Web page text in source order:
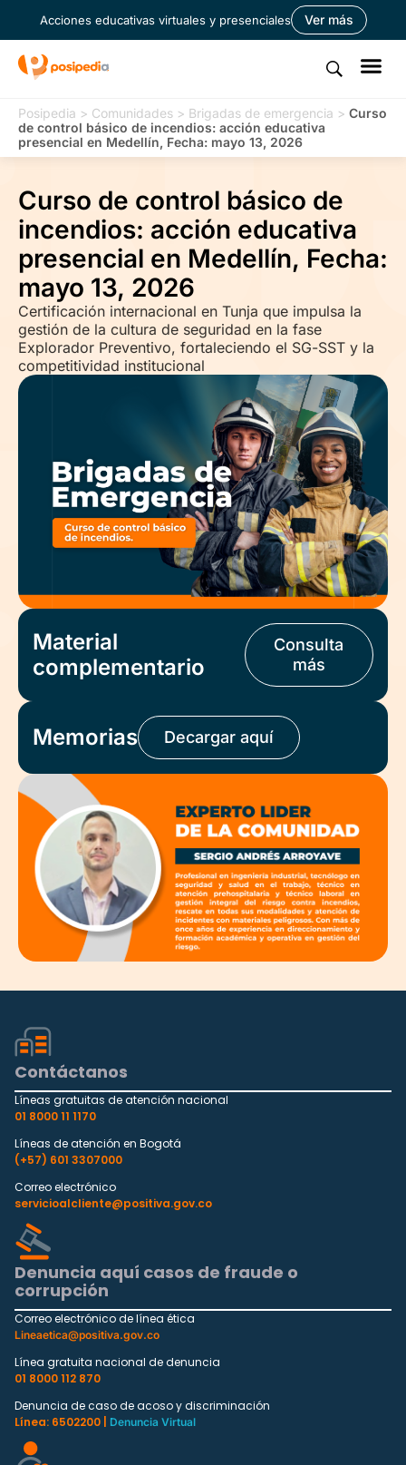
Acciones educativas virtuales y presenciales Ver más
Posipedia > Comunidades > Brigadas de emergencia > Curso
de control básico de incendios: acción educativa
presencial en Medellín, Fecha: mayo 13, 2026
Curso de control básico de
incendios: acción educativa
presencial en Medellín, Fecha:
mayo 13, 2026
Certificación internacional en Tunja que impulsa la
gestión de la cultura de seguridad en la fase
Explorador Preventivo, fortaleciendo el SG-SST y la
competitividad institucional
Material
complementario
Consulta
más
Memorias Decargar aquí
Contáctanos
Líneas gratuitas de atención nacional
01 8000 11 1170
Líneas de atención en Bogotá
(+57) 601 3307000
Correo electrónico
servicioalcliente@positiva.gov.co
Denuncia aquí casos de fraude o
corrupción
Correo electrónico de línea ética
Lineaetica@positiva.gov.co
Línea gratuita nacional de denuncia
01 8000 112 870
Denuncia de caso de acoso y discriminación
Línea: 6502200 |
Denuncia Virtual